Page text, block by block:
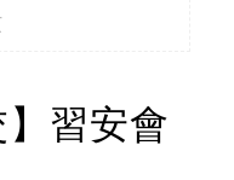
】習安會